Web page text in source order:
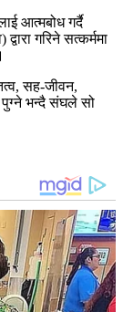
आत्मबोध गर्दै
गरिने सत्कर्ममा
सह-जीवन,
पुग्ने भन्दै संघले सो